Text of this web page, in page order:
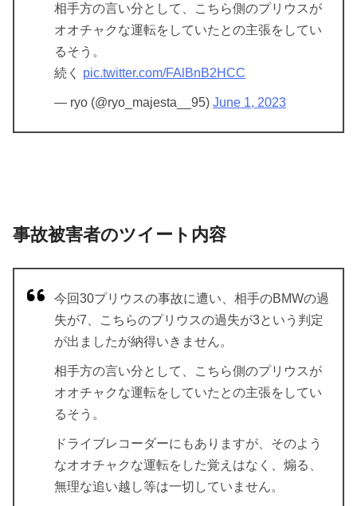
相手方の言い分として、こちら側のプリウスが
オオチャクな運転をしていたとの主張をしてい
るそう。
続く pic.twitter.com/FAlBnB2HCC
— ryo (@ryo_majesta__95) June 1, 2023
事故被害者のツイート内容
今回30プリウスの事故に遭い、相手のBMWの過
失が7、こちらのプリウスの過失が3という判定
が出ましたが納得いきません。
相手方の言い分として、こちら側のプリウスが
オオチャクな運転をしていたとの主張をしてい
るそう。
ドライブレコーダーにもありますが、そのよう
なオオチャクな運転をした覚えはなく、煽る、
無理な追い越し等は一切していません。